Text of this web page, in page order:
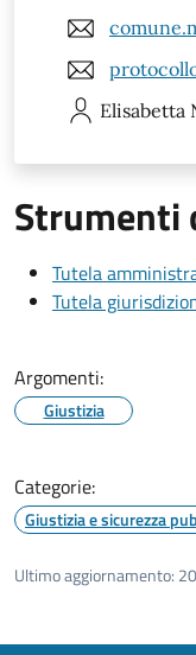
Elisabetta
Strumenti
Tutela
Tutela
Argomenti:
Giustizia
Categorie:
Giustizia e sicurezza
Ultimo aggiornamento: